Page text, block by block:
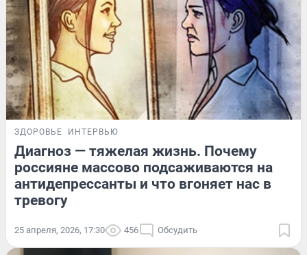
ЗДОРОВЬЕ ИНТЕРВЬЮ
Диагноз — тяжелая жизнь. Почему
россияне массово подсаживаются на
антидепрессанты и что вгоняет нас в
тревогу
25 апреля, 2026, 17:30 456 Обсудить